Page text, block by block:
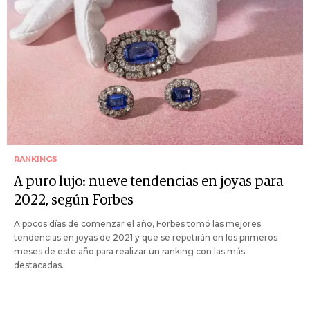
RANKINGS
A puro lujo: nueve tendencias en joyas para
2022, según Forbes
A pocos días de comenzar el año, Forbes tomó las mejores
tendencias en joyas de 2021 y que se repetirán en los primeros
meses de este año para realizar un ranking con las más
destacadas.